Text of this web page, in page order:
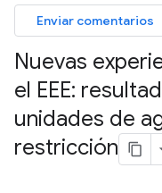
Enviar comentarios
Nuevas
el EEE:
unidades de
restricción